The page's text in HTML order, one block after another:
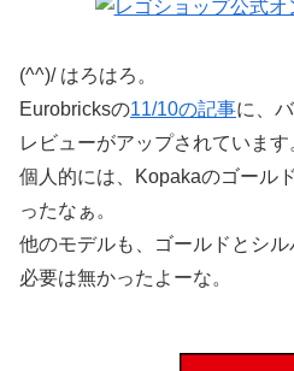
(^^)/ はろはろ。
Eurobricksの11/10の記事に、
レビューがアップされています
個人的には、Kopakaのゴール
ったなぁ。
他のモデルも、ゴールドとシ
必要は無かったよーな。